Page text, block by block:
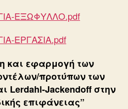
ΕΞΩΦΥΛΛΟ.pdf
ΕΡΓΑΣΙΑ.pdf
και εφαρμογή των
προτύπων των
Lerdahl-Jackendoff στην
επιφάνειας”